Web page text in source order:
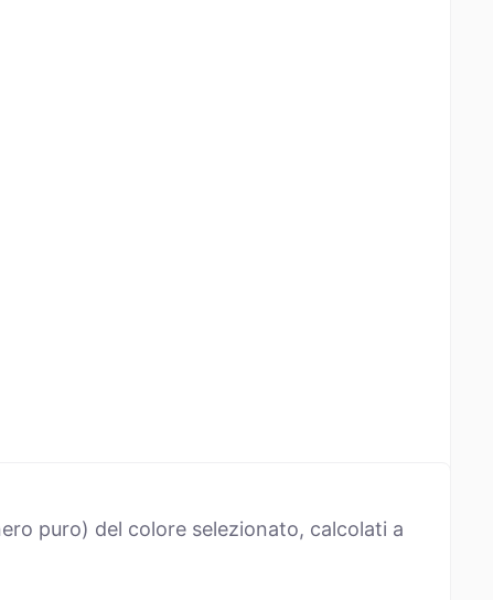
puro) del colore selezionato, calcolati a